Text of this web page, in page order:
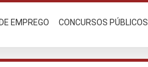
EMPREGO CONCURSOS PÚBLICOS